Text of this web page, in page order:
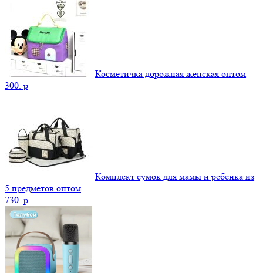
Косметичка дорожная женская оптом
300. p
Комплект сумок для мамы и ребенка из
5 предметов оптом
730. p